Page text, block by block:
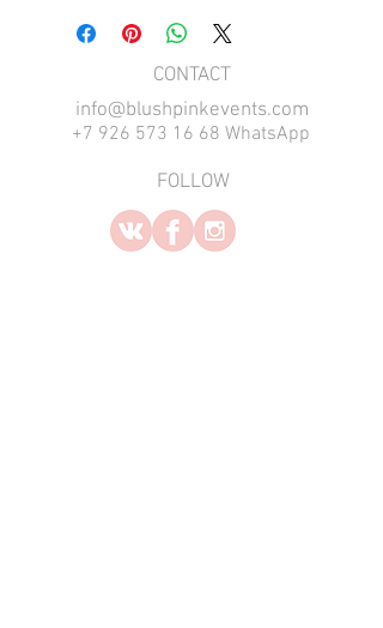
​CONTACT
info@blushpinkevents.com
+7 926 573 16 68 WhatsApp
FOLLOW